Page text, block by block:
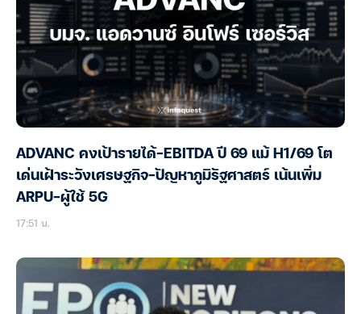
ADVANC คงเป้ารายได้-EBITDA ปี 69 แม้ H1/69 โต
เด่นเฝ้าระวังเศรษฐกิจ-ปัญหาภูมิรัฐศาสตร์ เน้นเพิ่ม
ARPU-ผู้ใช้ 5G
17:51 น.